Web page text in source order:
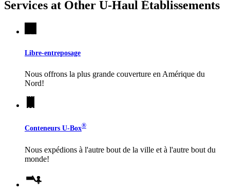
Services at Other U-Haul Établissements
Libre-entreposage
Nous offrons la plus grande couverture en Amérique du
Nord!
Conteneurs U-Box®
Nous expédions à l'autre bout de la ville et à l'autre bout du
monde!